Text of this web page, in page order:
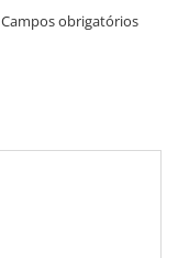
Campos obrigatórios